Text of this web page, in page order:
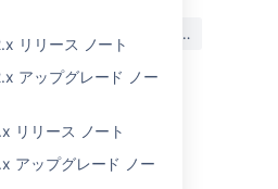
リリース ノート
アップグレード ノー
リリース ノート
アップグレード ノー
ました
いいえ
rerun